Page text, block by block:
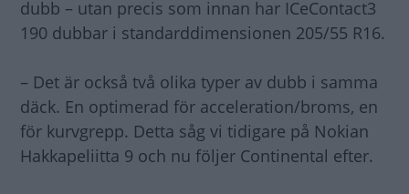
dubb – utan precis som innan har ICeContact3
190 dubbar i standarddimensionen 205/55 R16.
– Det är också två olika typer av dubb i samma
däck. En optimerad för acceleration/broms, en
för kurvgrepp. Detta såg vi tidigare på Nokian
Hakkapeliitta 9 och nu följer Continental efter.